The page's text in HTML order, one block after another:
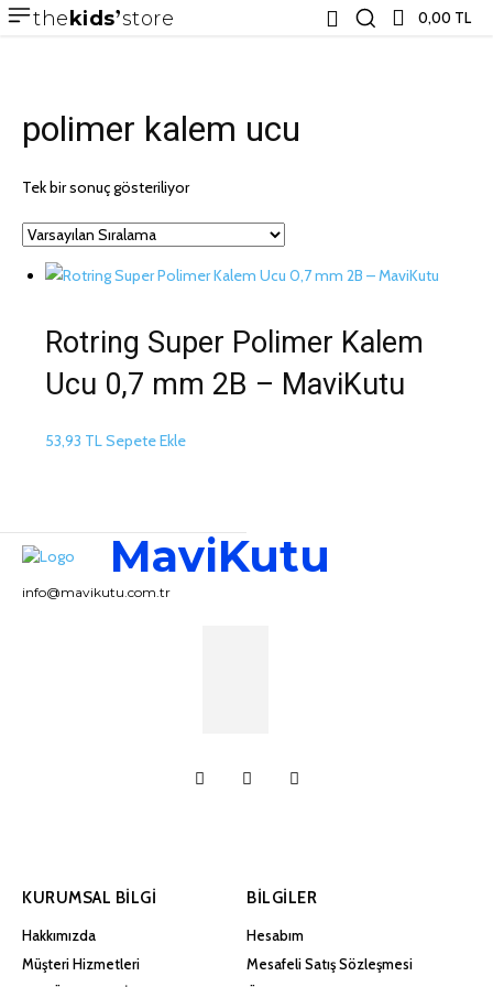
thekids store 0,00 TL
polimer kalem ucu
Tek bir sonuç gösteriliyor
Rotring Super Polimer Kalem
Ucu 0,7 mm 2B – MaviKutu
53,93 TLSepete Ekle
MaviKutu
info@mavikutu.com.tr
KURUMSAL BILGI
Hakkımızda
Müşteri Hizmetleri
BILGILER
Hesabım
Mesafeli Satış Sözleşmesi